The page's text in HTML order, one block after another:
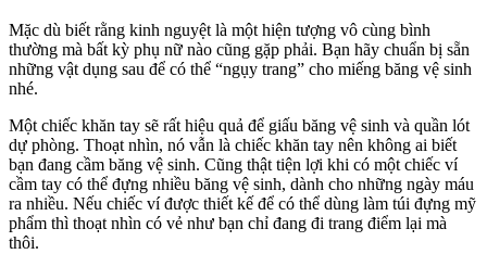
Mặc dù biết rằng kinh nguyệt là một hiện tượng vô cùng bình
thường mà bất kỳ phụ nữ nào cũng gặp phải. Bạn hãy chuẩn bị sẵn
những vật dụng sau để có thể “ngụy trang” cho miếng băng vệ sinh
nhé.
Một chiếc khăn tay sẽ rất hiệu quả để giấu băng vệ sinh và quần lót
dự phòng. Thoạt nhìn, nó vẫn là chiếc khăn tay nên không ai biết
bạn đang cầm băng vệ sinh. Cũng thật tiện lợi khi có một chiếc ví
cầm tay có thể đựng nhiều băng vệ sinh, dành cho những ngày máu
ra nhiều. Nếu chiếc ví được thiết kế để có thể dùng làm túi đựng mỹ
phẩm thì thoạt nhìn có vẻ như bạn chỉ đang đi trang điểm lại mà
thôi.